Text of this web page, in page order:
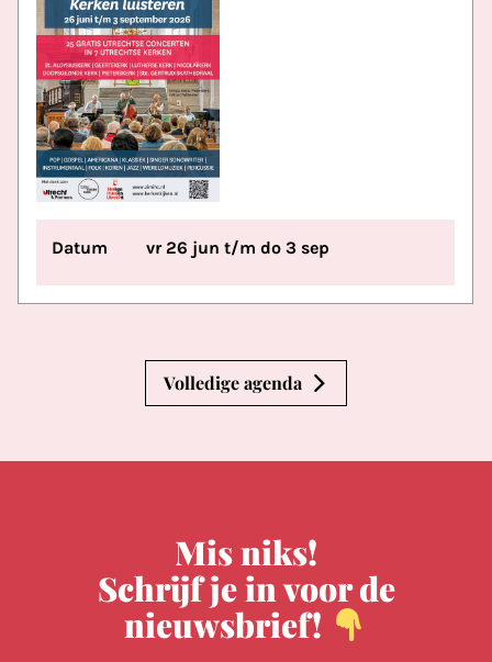
Datum vr 26 jun t/m do 3 sep
Volledige agenda
Mis niks!
Schrijf je in voor de
nieuwsbrief!